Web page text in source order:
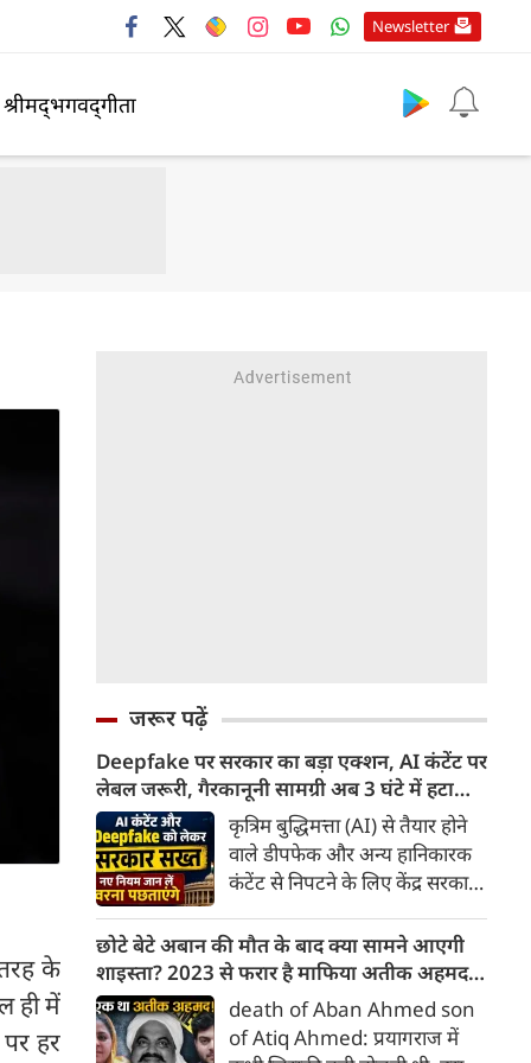
Newsletter
श्रीमद्‍भगवद्‍गीता
के
ही में
हर
जरूर पढ़ें
Deepfake पर सरकार का बड़ा एक्शन, AI कंटेंट पर
लेबल जरूरी, गैरकानूनी सामग्री अब 3 घंटे में हटानी
होगी, नए नियम जान लें वरना पछताएंगे
कृत्रिम बुद्धिमत्ता (AI) से तैयार होने
वाले डीपफेक और अन्य हानिकारक
कंटेंट से निपटने के लिए केंद्र सरकार
किया है। सरकार ने AI से तैयार कंटेंट
पर स्पष्ट लेबल और पहचान योग्य
मेटाडेटा उपलब्ध कराना अनिवार्य
किया है। साथ ही, सरकारी या
न्यायालय के आदेश के आधार पर
छोटे बेटे अबान की मौत के बाद क्या सामने आएगी
शाइस्ता? 2023 से फरार है माफिया अतीक अहमद
की पत्नी
death of Aban Ahmed son
of Atiq Ahmed: प्रयागराज में